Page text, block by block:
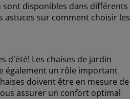
sont disponibles dans différents
astuces sur comment choisir les
d'été! Les chaises de jardin
également un rôle important
doivent être en mesure de
assurer un confort optimal